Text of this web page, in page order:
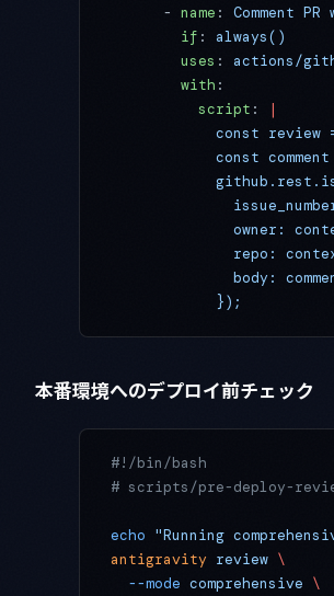
      -
name : Comment
        if
: always()
        uses
: actions/
        with
:
          script
:
|
const review
const
owner:
repo:
body:
            });
本番環境へのデプロイ前チェック
#!/bin/bash
# scripts/pre-deploy-
echo "Running
antigravity review \
  --mode
comprehensive \